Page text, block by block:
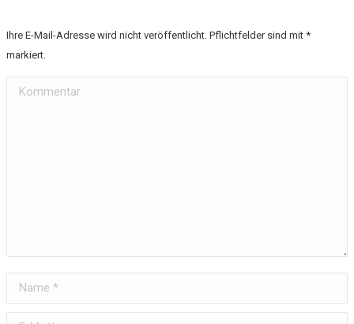
Ihre E-Mail-Adresse wird nicht veröffentlicht. Pflichtfelder sind mit *
markiert.
Kommentar
Name *